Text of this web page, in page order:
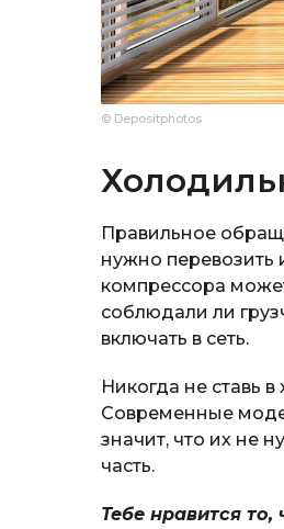
© Depositphotos
Правильное
нужно перевозить
компрессора
соблюдали ли
включать в сеть.
Никогда не ставь
Современные
значит, что их не
часть.
Тебе нравится